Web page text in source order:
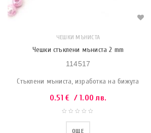
ЧЕШКИ МЪНИСТА
Чешки стъклени мъниста 2 mm
114517
Стъклени мъниста, изработка на бижута
0.51€ / 1.00 лв.
ОЩЕ